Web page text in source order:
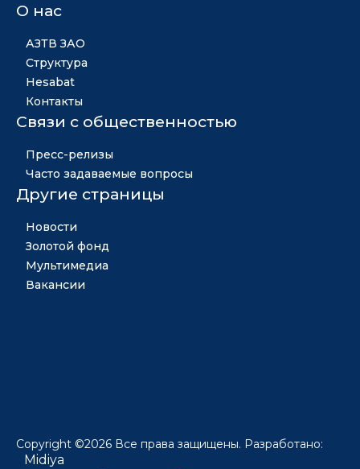
О нас
АЗТВ ЗАО
Структура
Hesabat
Контакты
Связи с общественностью
Пресс-релизы
Часто задаваемые вопросы
Другие страницы
Новости
Золотой фонд
Мультимедиа
Вакансии
Copyright ©2026 Все права защищены. Разработано:
Midiya